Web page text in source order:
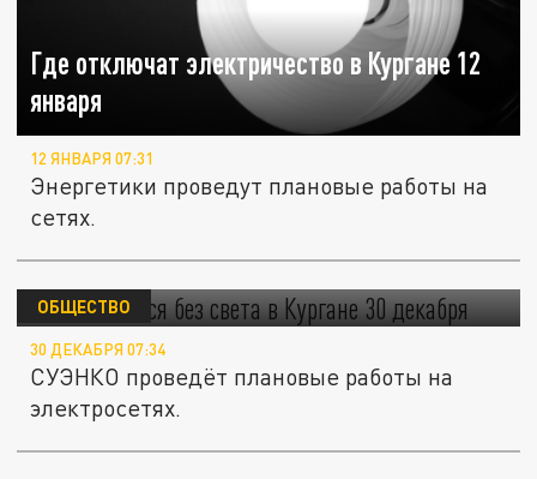
Где отключат электричество в Кургане 12
января
12 ЯНВАРЯ 07:31
Энергетики проведут плановые работы на
сетях.
Кто останется без света в Кургане 30
декабря
ОБЩЕСТВО
30 ДЕКАБРЯ 07:34
СУЭНКО проведёт плановые работы на
электросетях.